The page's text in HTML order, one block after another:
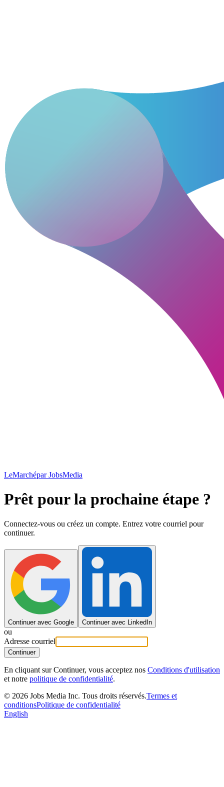
LeMarchépar JobsMedia
Prêt pour la prochaine étape ?
Connectez-vous ou créez un compte. Entrez votre courriel pour
continuer.
Continuer avec Google Continuer avec LinkedIn
ou
Adresse courriel
Continuer
En cliquant sur Continuer, vous acceptez nos Conditions d'utilisation
et notre politique de confidentialité.
© 2026 Jobs Media Inc. Tous droits réservés.Termes et
conditionsPolitique de confidentialité
English